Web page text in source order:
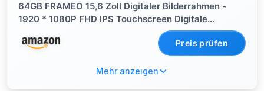
64GB FRAMEO 15,6 Zoll Digitaler Bilderrahmen -
1920 * 1080P FHD IPS Touchscreen Digitale
Bilderrahmen, Auto Rotation Elektronischer
Fotorahmen, Teilen Sie Fotos/Videos Sofort
Preis prüfen
Mehr anzeigen